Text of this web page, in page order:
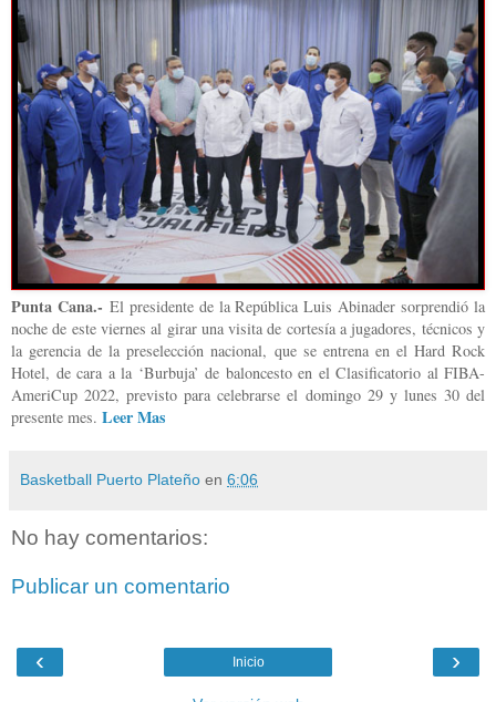
Punta Cana.- El presidente de la República Luis Abinader sorprendió la
noche de este viernes al girar una visita de cortesía a jugadores, técnicos y
la gerencia de la preselección nacional, que se entrena en el Hard Rock
Hotel, de cara a la ‘Burbuja’ de baloncesto en el Clasificatorio al FIBA-
AmeriCup 2022, previsto para celebrarse el domingo 29 y lunes 30 del
presente mes. Leer Mas
Basketball Puerto Plateño en 6:06
No hay comentarios:
Publicar un comentario
‹ ›
Inicio